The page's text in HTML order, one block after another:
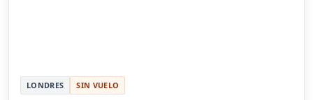
LONDRES SIN VUELO